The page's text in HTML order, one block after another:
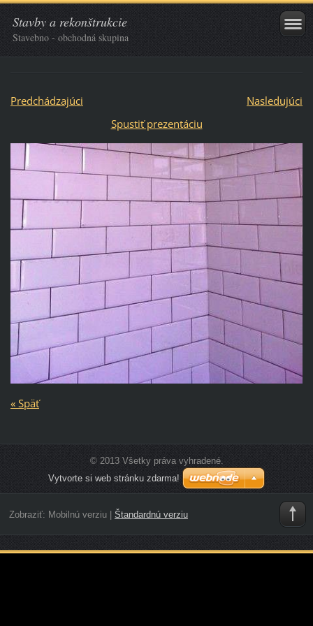
Stavby a rekonštrukcie
Stavebno - obchodná skupina
Predchádzajúci
Nasledujúci
Spustiť prezentáciu
« Späť
© 2013 Všetky práva vyhradené.
Vytvorte si web stránku zdarma!
Zobraziť: Mobilnú verziu| Štandardnú verziu